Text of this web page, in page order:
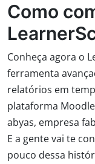
Como
Conheça agora o
ferramenta
relatórios em
plataforma
abyas, empresa
E a gente vai te
pouco dessa